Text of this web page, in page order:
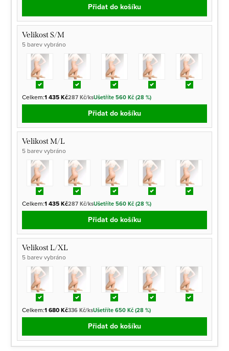
Přidat do košíku
Velikost S/M
5 barev vybráno
Celkem:1 435 Kč287 Kč/ksUšetříte 560 Kč (28 %)
Přidat do košíku
Velikost M/L
5 barev vybráno
Celkem:1 435 Kč287 Kč/ksUšetříte 560 Kč (28 %)
Přidat do košíku
Velikost L/XL
5 barev vybráno
Celkem:1 680 Kč336 Kč/ksUšetříte 650 Kč (28 %)
Přidat do košíku